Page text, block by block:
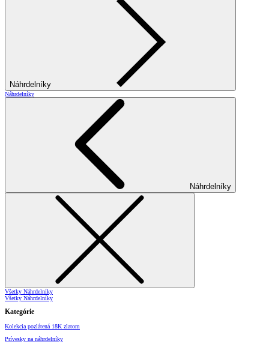
Náhrdelníky
Náhrdelníky
Náhrdelníky
Všetky Náhrdelníky
Všetky Náhrdelníky
Kategórie
Kolekcia pozlátená 18K zlatom
Prívesky na náhrdelníky